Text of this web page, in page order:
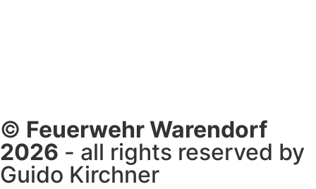
© Feuerwehr Warendorf
2026 - all rights reserved by
Guido Kirchner